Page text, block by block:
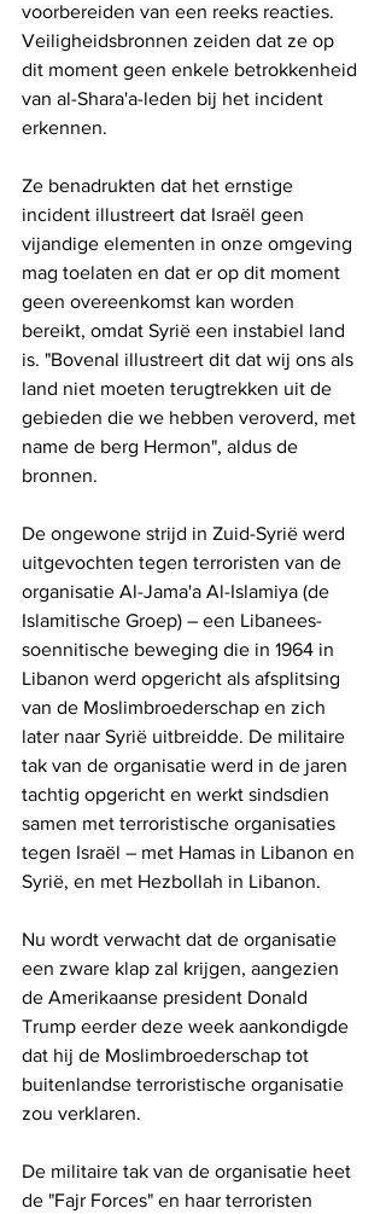
voorbereiden van een reeks reacties.
Veiligheidsbronnen zeiden dat ze op
dit moment geen enkele betrokkenheid
van al-Shara'a-leden bij het incident
erkennen.
Ze benadrukten dat het ernstige
incident illustreert dat Israël geen
vijandige elementen in onze omgeving
mag toelaten en dat er op dit moment
geen overeenkomst kan worden
bereikt, omdat Syrië een instabiel land
is. "Bovenal illustreert dit dat wij ons als
land niet moeten terugtrekken uit de
gebieden die we hebben veroverd, met
name de berg Hermon", aldus de
bronnen.
De ongewone strijd in Zuid-Syrië werd
uitgevochten tegen terroristen van de
organisatie Al-Jama'a Al-Islamiya (de
Islamitische Groep) – een Libanees-
soennitische beweging die in 1964 in
Libanon werd opgericht als afsplitsing
van de Moslimbroederschap en zich
later naar Syrië uitbreidde. De militaire
tak van de organisatie werd in de jaren
tachtig opgericht en werkt sindsdien
samen met terroristische organisaties
tegen Israël – met Hamas in Libanon en
Syrië, en met Hezbollah in Libanon.
Nu wordt verwacht dat de organisatie
een zware klap zal krijgen, aangezien
de Amerikaanse president Donald
Trump eerder deze week aankondigde
dat hij de Moslimbroederschap tot
buitenlandse terroristische organisatie
zou verklaren.
De militaire tak van de organisatie heet
de "Fajr Forces" en haar terroristen